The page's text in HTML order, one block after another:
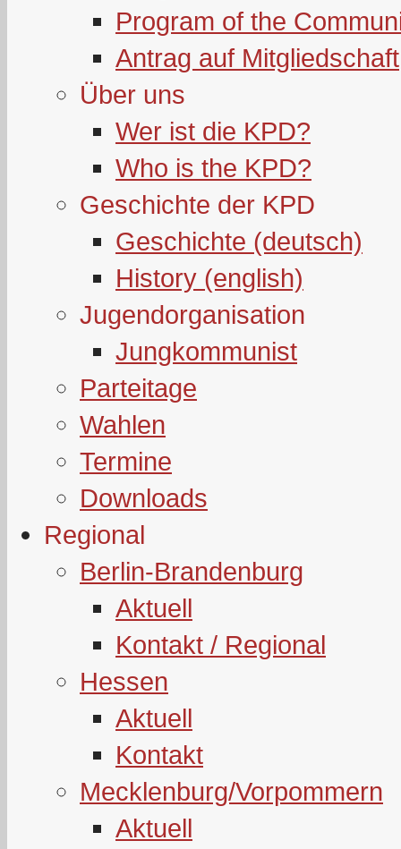
Program of the
Antrag auf Mitgliedschaft
Über uns
Wer ist die KPD?
Who is the KPD?
Geschichte der KPD
Geschichte (deutsch)
History (english)
Jugendorganisation
Jungkommunist
Parteitage
Wahlen
Termine
Downloads
Regional
Berlin-Brandenburg
Aktuell
Kontakt / Regional
Hessen
Aktuell
Kontakt
Mecklenburg/Vorpommern
Aktuell